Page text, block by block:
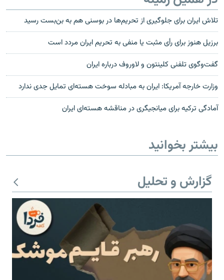
تلاش ایران برای جلوگیری از تحریم‌ها در بوسنی هم به بن‌بست رسید
برزیل هنوز برای رأی مثبت یا منفی به تحریم ایران مردد است
گفت‌وگوی تلفنی کلینتون و لاوروف درباره ایران
وزارت خارجه آمریکا: ایران به مبادله سوخت هسته‌ای تمایل جدی ندارد
آمادگی ترکیه برای ميانجیگری در مناقشه هسته‌ای ايران
بیشتر بخوانید
گزارش و تحلیل